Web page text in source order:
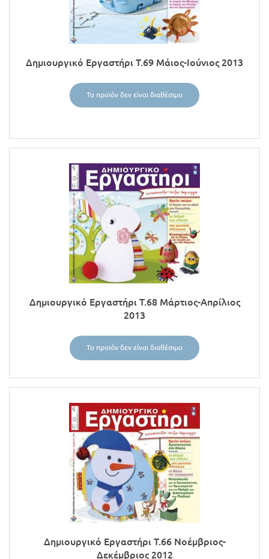
Δημιουργικό Εργαστήρι Τ.69 Μάιος-Ιούνιος 2013
Το προϊόν δεν είναι διαθέσιμο
Δημιουργικό Εργαστήρι Τ.68 Μάρτιος-Απρίλιος
2013
Το προϊόν δεν είναι διαθέσιμο
Δημιουργικό Εργαστήρι Τ.66 Νοέμβριος-
Δεκέμβριος 2012